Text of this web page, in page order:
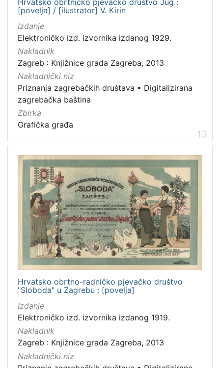
[povelja] / [ilustrator] V. Kirin
Izdanje
Elektroničko izd. izvornika izdanog 1929.
Nakladnik
Zagreb : Knjižnice grada Zagreba, 2013
Nakladnički niz
Priznanja zagrebačkih društava • Digitalizirana
zagrebačka baština
Zbirka
Grafička građa
13
Hrvatsko obrtno-radničko pjevačko društvo
"Sloboda" u Zagrebu : [povelja]
Izdanje
Elektroničko izd. izvornika izdanog 1919.
Nakladnik
Zagreb : Knjižnice grada Zagreba, 2013
Nakladnički niz